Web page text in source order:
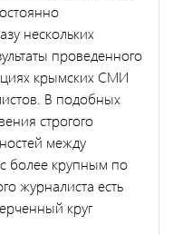
нескольких
проведенного
крымских СМИ
В подобных
строгого
между
более крупным по
журналиста есть
круг